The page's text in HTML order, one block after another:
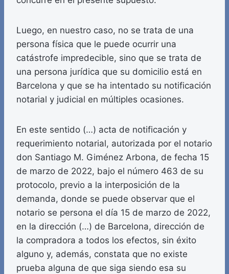
Luego, en nuestro caso, no se trata de una
persona física que le puede ocurrir una
catástrofe impredecible, sino que se trata de
una persona jurídica que su domicilio está en
Barcelona y que se ha intentado su notificación
notarial y judicial en múltiples ocasiones.
En este sentido (…) acta de notificación y
requerimiento notarial, autorizada por el notario
don Santiago M. Giménez Arbona, de fecha 15
de marzo de 2022, bajo el número 463 de su
protocolo, previo a la interposición de la
demanda, donde se puede observar que el
notario se persona el día 15 de marzo de 2022,
en la dirección (…) de Barcelona, dirección de
la compradora a todos los efectos, sin éxito
alguno y, además, constata que no existe
prueba alguna de que siga siendo esa su